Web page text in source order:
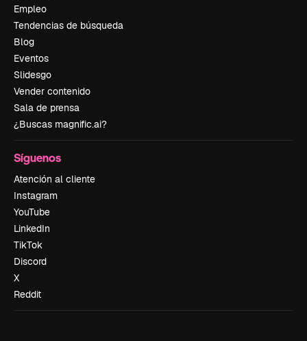
Empleo
Tendencias de búsqueda
Blog
Eventos
Slidesgo
Vender contenido
Sala de prensa
¿Buscas magnific.ai?
Síguenos
Atención al cliente
Instagram
YouTube
LinkedIn
TikTok
Discord
X
Reddit